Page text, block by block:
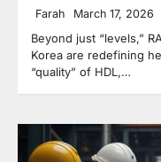
Farah March 17, 2026
Beyond just “levels,”
Korea are redefining
“quality” of HDL,…